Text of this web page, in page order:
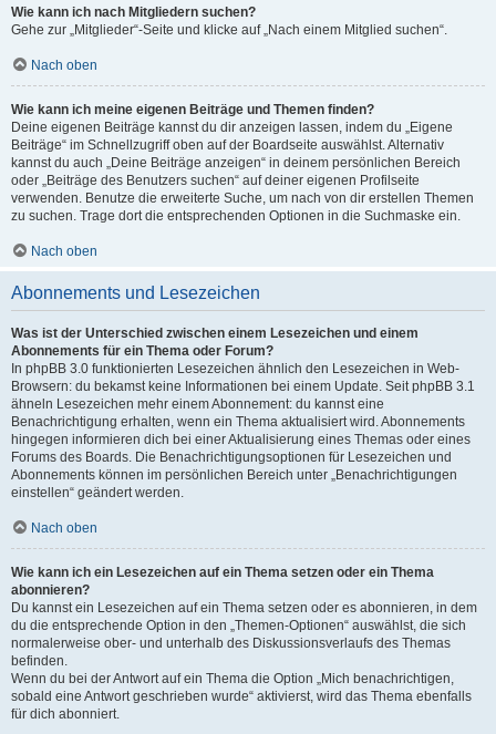
Wie kann ich nach Mitgliedern suchen?
Gehe zur „Mitglieder“-Seite und klicke auf „Nach einem Mitglied suchen“.
Nach oben
Wie kann ich meine eigenen Beiträge und Themen finden?
Deine eigenen Beiträge kannst du dir anzeigen lassen, indem du „Eigene
Beiträge“ im Schnellzugriff oben auf der Boardseite auswählst. Alternativ
kannst du auch „Deine Beiträge anzeigen“ in deinem persönlichen Bereich
oder „Beiträge des Benutzers suchen“ auf deiner eigenen Profilseite
verwenden. Benutze die erweiterte Suche, um nach von dir erstellen Themen
zu suchen. Trage dort die entsprechenden Optionen in die Suchmaske ein.
Nach oben
Abonnements und Lesezeichen
Was ist der Unterschied zwischen einem Lesezeichen und einem
Abonnements für ein Thema oder Forum?
In phpBB 3.0 funktionierten Lesezeichen ähnlich den Lesezeichen in Web-
Browsern: du bekamst keine Informationen bei einem Update. Seit phpBB 3.1
ähneln Lesezeichen mehr einem Abonnement: du kannst eine
Benachrichtigung erhalten, wenn ein Thema aktualisiert wird. Abonnements
hingegen informieren dich bei einer Aktualisierung eines Themas oder eines
Forums des Boards. Die Benachrichtigungsoptionen für Lesezeichen und
Abonnements können im persönlichen Bereich unter „Benachrichtigungen
einstellen“ geändert werden.
Nach oben
Wie kann ich ein Lesezeichen auf ein Thema setzen oder ein Thema
abonnieren?
Du kannst ein Lesezeichen auf ein Thema setzen oder es abonnieren, in dem
du die entsprechende Option in den „Themen-Optionen“ auswählst, die sich
normalerweise ober- und unterhalb des Diskussionsverlaufs des Themas
befinden.
Wenn du bei der Antwort auf ein Thema die Option „Mich benachrichtigen,
sobald eine Antwort geschrieben wurde“ aktivierst, wird das Thema ebenfalls
für dich abonniert.